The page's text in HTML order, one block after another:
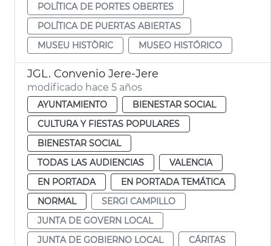
POLÍTICA DE PORTES OBERTES
POLÍTICA DE PUERTAS ABIERTAS
MUSEU HISTÒRIC
MUSEO HISTÓRICO
JGL. Convenio Jere-Jere
modificado hace 5 años
AYUNTAMIENTO
BIENESTAR SOCIAL
CULTURA Y FIESTAS POPULARES
BIENESTAR SOCIAL
TODAS LAS AUDIENCIAS
VALENCIA
EN PORTADA
EN PORTADA TEMÁTICA
NORMAL
SERGI CAMPILLO
JUNTA DE GOVERN LOCAL
JUNTA DE GOBIERNO LOCAL
CÁRITAS